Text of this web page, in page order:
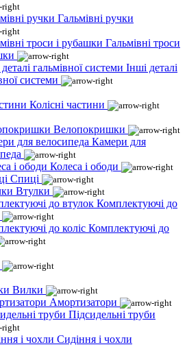
Гальмівні ручки
Гальмівні троси
Інші деталі
системи
Колісні частини
Велопокришки
Камери для
Колеса і ободи
Спиці
Втулки
Комплектуючі до
Комплектуючі до
Вилки
Амортизатори
Підсидельні труби
Сидіння і чохли